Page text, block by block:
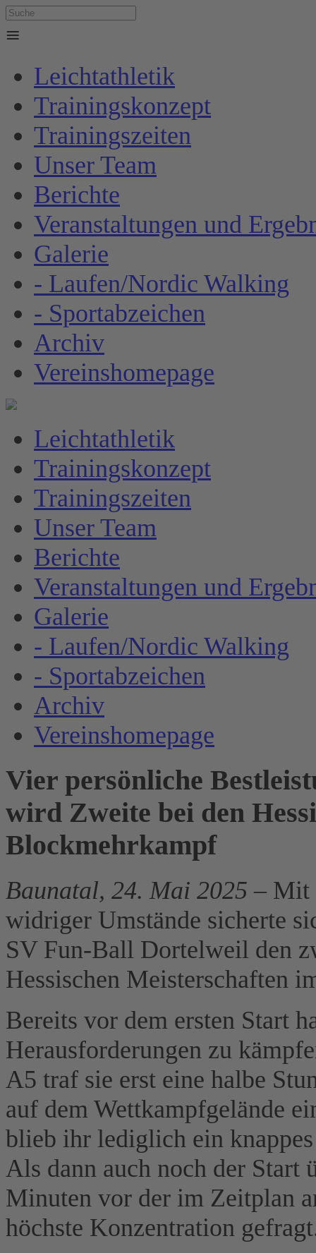
≡
Leichtathletik
Trainingskonzept
Trainingszeiten
Unser Team
Berichte
Veranstaltungen und
Galerie
- Laufen/Nordic Walking
- Sportabzeichen
Archiv
Vereinshomepage
Leichtathletik
Trainingskonzept
Trainingszeiten
Unser Team
Berichte
Veranstaltungen und
Galerie
- Laufen/Nordic Walking
- Sportabzeichen
Archiv
Vereinshomepage
Vier persönliche
wird Zweite bei den
Blockmehrkampf
Baunatal, 24. Mai 2025 – Mit
widriger Umstände sicherte
SV Fun-Ball Dortelweil den
Hessischen Meisterschaften
Bereits vor dem ersten Start
Herausforderungen zu
A5 traf sie erst eine halbe
auf dem Wettkampfgelände
blieb ihr lediglich ein
Als dann auch noch der Start
Minuten vor der im Zeitplan
höchste Konzentration